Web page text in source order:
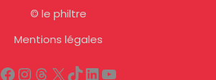
© le philtre
Mentions légales
Facebook
Instagram
Threads
X TikTok
LinkedIn
YouTube